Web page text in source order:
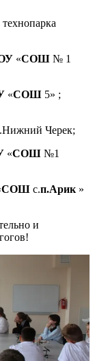
«СОШ № 1
«СОШ 5» ;
Черек;
«СОШ №1
СОШ с.п.Арик »
и